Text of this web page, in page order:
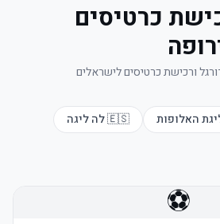
כרטיסים
ורכישת כרטיסים לישראלים
האלופות
🇪🇸 לה ליגה
⚽